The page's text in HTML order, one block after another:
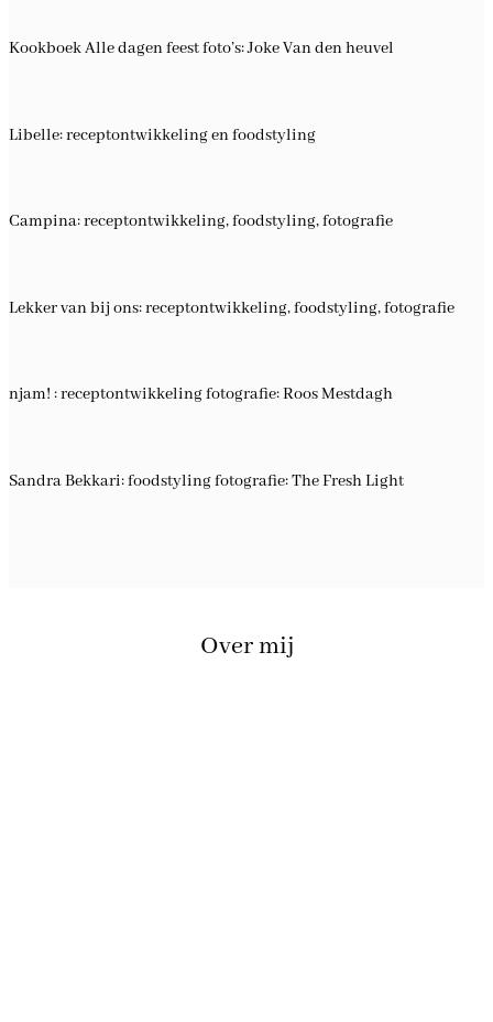
Kookboek Alle dagen feest foto’s: Joke Van den heuvel
Libelle: receptontwikkeling en foodstyling
Campina: receptontwikkeling, foodstyling, fotografie
Lekker van bij ons: receptontwikkeling, foodstyling, fotografie
njam! : receptontwikkeling fotografie: Roos Mestdagh
Sandra Bekkari: foodstyling fotografie: The Fresh Light
Over mij